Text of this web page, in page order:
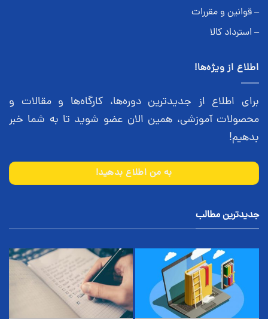
– قوانین و مقررات
– استرداد کالا
اطلاع از ویژه‌ها!
برای اطلاع از جدیدترین دوره‌ها، کارگاه‌ها و مقالات و
محصولات آموزشی، همین الان عضو شوید تا به شما خبر
بدهیم!
به من اطلاع بدهید!
جدیدترین مطالب